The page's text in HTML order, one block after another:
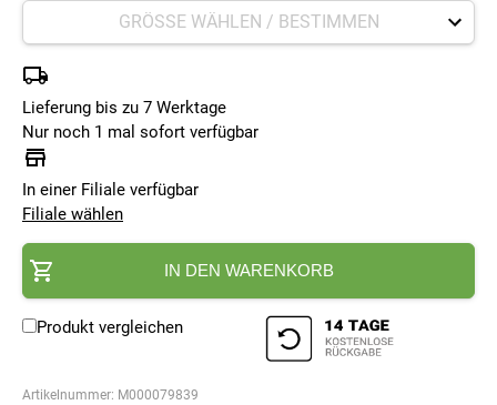
Lieferung bis zu 7 Werktage
Nur noch 1 mal sofort verfügbar
In einer Filiale verfügbar
Filiale wählen
IN DEN WARENKORB
Produkt vergleichen
Artikelnummer: M000079839